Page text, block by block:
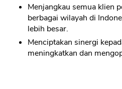
Menjangkau semua klien
berbagai wilayah di
lebih besar.
Menciptakan sinergi
meningkatkan dan